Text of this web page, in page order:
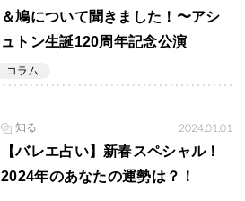
＆鳩について聞きました！〜アシ
ュトン生誕120周年記念公演
コラム
知る 2024.01.01
【バレエ占い】新春スペシャル！
2024年のあなたの運勢は？！